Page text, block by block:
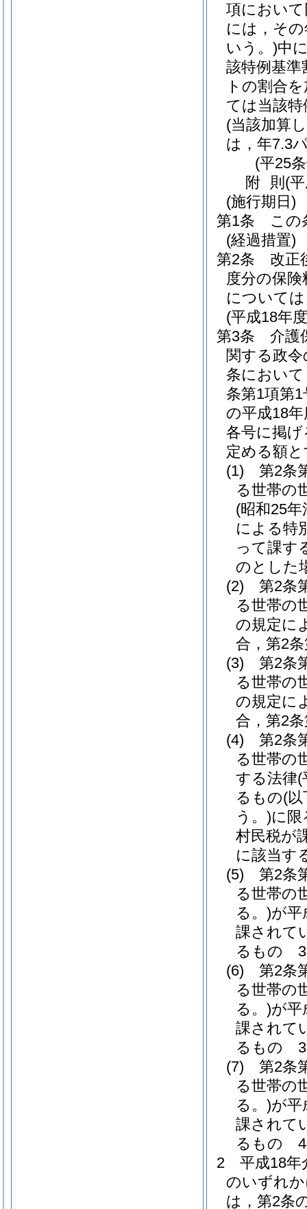
項におい
には，そ
いう。)中
該特例基
トの割合
ては当該
(当該加算
は，年7.3
(平25
附 則 (
(施行期日)
第1条
この
(経過措置)
第2条
改正
度分の保
について
(平成18年
第3条
介護
関する政
条におい
条第1項第
の平成18
各号に掲
定める額
(1)
第2条
る世帯の
(昭和25
による特
って課す
のとした
(2)
第2条
る世帯の
の規定に
合，第2
(3)
第2条
る世帯の
の規定に
合，第2
(4)
第2条
る世帯の
する法律(
るもの(
う。)に限
村民税が
に該当す
(5)
第2条
る世帯の
る。)が平
課されて
るもの
(6)
第2条
る世帯の
る。)が平
課されて
るもの
(7)
第2条
る世帯の
る。)が平
課されて
るもの
2
平成18年
のいずれ
は，第2条